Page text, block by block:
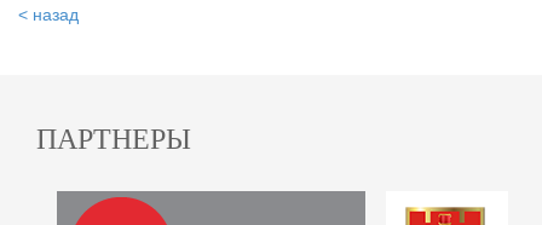
< назад
ПАРТНЕРЫ